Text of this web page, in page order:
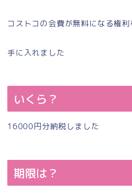
コストコの会費が無料になる権利
手に入れました
いくら？
16000円分納税しました
期限は？